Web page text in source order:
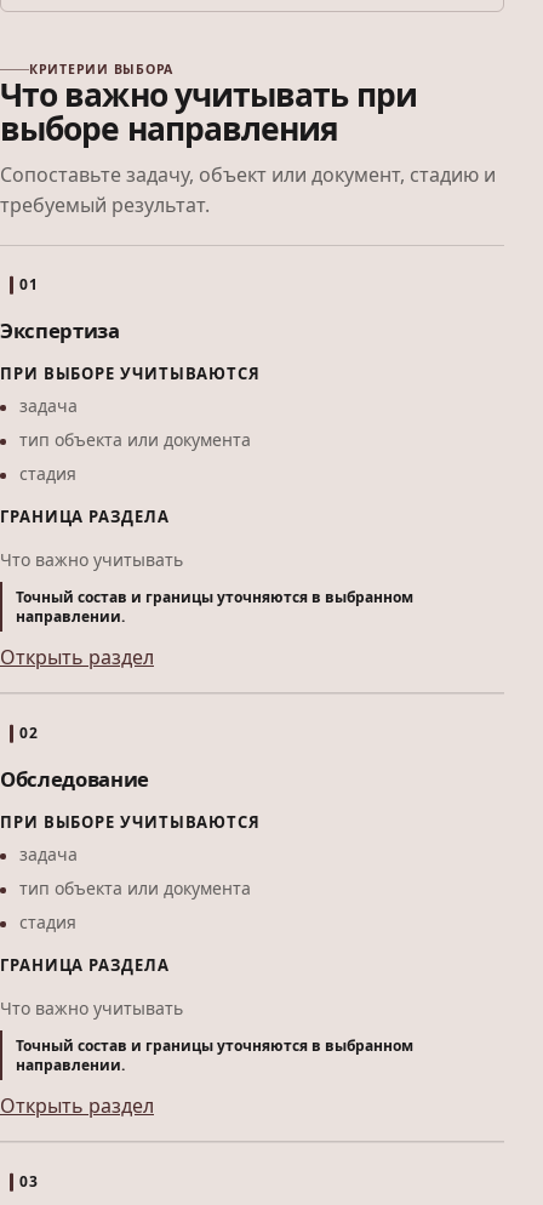
КРИТЕРИИ ВЫБОРА
Что важно учитывать при
выборе направления
Сопоставьте задачу, объект или документ, стадию и
требуемый результат.
01
Экспертиза
ПРИ ВЫБОРЕ УЧИТЫВАЮТСЯ
задача
тип объекта или документа
стадия
ГРАНИЦА РАЗДЕЛА
Что важно учитывать
Точный состав и границы уточняются в выбранном
направлении.
Открыть раздел
02
Обследование
ПРИ ВЫБОРЕ УЧИТЫВАЮТСЯ
задача
тип объекта или документа
стадия
ГРАНИЦА РАЗДЕЛА
Что важно учитывать
Точный состав и границы уточняются в выбранном
направлении.
Открыть раздел
03